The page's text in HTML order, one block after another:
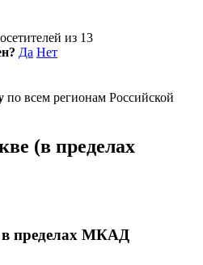
из 13
Да Нет
по всем регионам Российской
(в пределах
в пределах МКАД